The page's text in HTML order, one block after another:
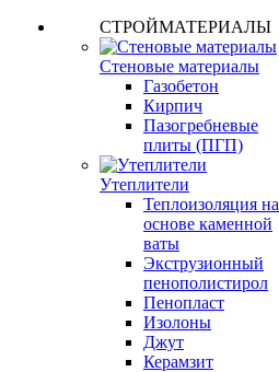
СТРОЙМАТЕРИАЛЫ
Стеновые материалы
Газобетон
Кирпич
Пазогребневые
плиты (ПГП)
Утеплители
Теплоизоляция на
основе каменной
ваты
Экструзионный
пенополистирол
Пенопласт
Изолоны
Джут
Керамзит